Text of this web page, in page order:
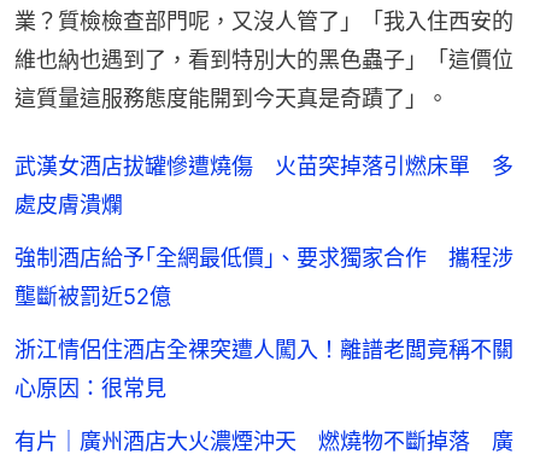
業？質檢檢查部門呢，又沒人管了」「我入住西安的
維也納也遇到了，看到特別大的黑色蟲子」「這價位
這質量這服務態度能開到今天真是奇蹟了」。
武漢女酒店拔罐慘遭燒傷 火苗突掉落引燃床單 多
處皮膚潰爛
強制酒店給予｢全網最低價｣、要求獨家合作 攜程涉
壟斷被罰近52億
浙江情侶住酒店全裸突遭人闖入！離譜老闆竟稱不關
心原因：很常見
有片｜廣州酒店大火濃煙沖天 燃燒物不斷掉落 廣